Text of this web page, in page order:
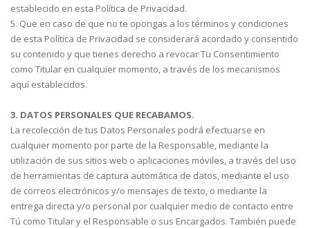
establecido en esta Política de Privacidad.
5. Que en caso de que no te opongas a los términos y condiciones
de esta Política de Privacidad se considerará acordado y consentido
su contenido y que tienes derecho a revocar Tu Consentimiento
como Titular en cualquier momento, a través de los mecanismos
aquí establecidos.
3. DATOS PERSONALES QUE RECABAMOS.
La recolección de tus Datos Personales podrá efectuarse en
cualquier momento por parte de la Responsable, mediante la
utilización de sus sitios web o aplicaciones móviles, a través del uso
de herramientas de captura automática de datos, mediante el uso
de correos electrónicos y/o mensajes de texto, o mediante la
entrega directa y/o personal por cualquier medio de contacto entre
Tú como Titular y el Responsable o sus Encargados. También puede